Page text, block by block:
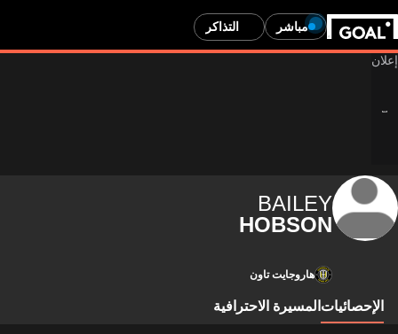
مباشر التذاكر
BAILEY
HOBSON
هاروجايت تاون
الإحصائيات المسيرة الاحترافية